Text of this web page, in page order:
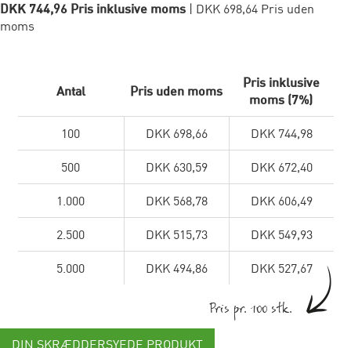
DKK 744,96 Pris inklusive moms | DKK 698,64 Pris uden
moms
Antal Pris uden moms
Pris inklusive
moms (7%)
100 DKK 698,66 DKK 744,98
500 DKK 630,59 DKK 672,40
1.000 DKK 568,78 DKK 606,49
2.500 DKK 515,73 DKK 549,93
5.000 DKK 494,86 DKK 527,67
Pris pr. 100 stk.
DIN SKRÆDDERSYEDE PRODUKT